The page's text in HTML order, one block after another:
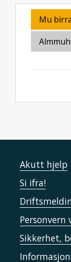
Mu
Akutt hjelp
Si ifra!
Personvern
Sikkerhet,